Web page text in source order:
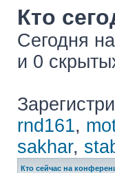
Кто
Сегодня
и 0
rnd161,
sakhar,
Кто сейчас на